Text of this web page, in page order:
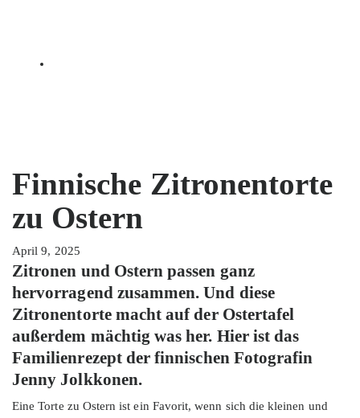
Finnische Zitronentorte
zu Ostern
April 9, 2025
Zitronen und Ostern passen ganz
hervorragend zusammen. Und diese
Zitronentorte macht auf der Ostertafel
außerdem mächtig was her. Hier ist das
Familienrezept der finnischen Fotografin
Jenny Jolkkonen.
Eine Torte zu Ostern ist ein Favorit, wenn sich die kleinen und